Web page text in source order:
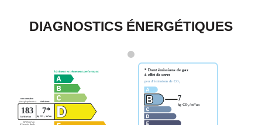
DIAGNOSTICS ÉNERGÉTIQUES